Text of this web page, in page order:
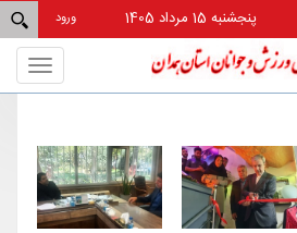
ورود
پنجشنبه 15 مرداد 1405